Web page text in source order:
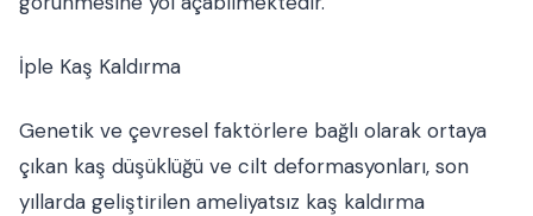
İple Kaş Kaldırma
Genetik ve çevresel faktörlere bağlı olarak ortaya
çıkan kaş düşüklüğü ve cilt deformasyonları, son
yıllarda geliştirilen ameliyatsız kaş kaldırma